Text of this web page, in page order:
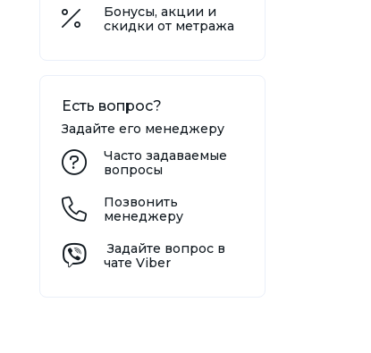
Бонусы, акции и
скидки от метража
Есть вопрос?
Задайте его менеджеру
Часто задаваемые
вопросы
Позвонить
менеджеру
Задайте вопрос в
чате Viber